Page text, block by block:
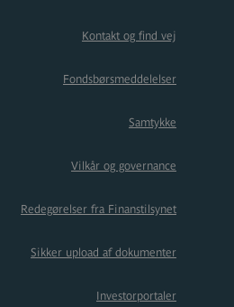
Kontakt og find vej
Fondsbørsmeddelelser
Samtykke
Vilkår og governance
Redegørelser fra Finanstilsynet
Sikker upload af dokumenter
Investorportaler